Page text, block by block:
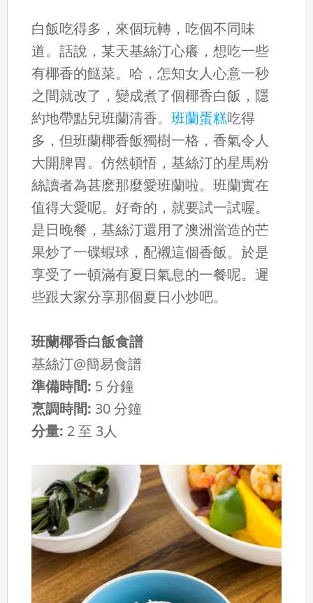
白飯吃得多，來個玩轉，吃個不同味
道。話說，某天基絲汀心癢，想吃一些
有椰香的餸菜。哈，怎知女人心意一秒
之間就改了，變成煮了個椰香白飯，隱
約地帶點兒班蘭清香。班蘭蛋糕吃得
多，但班蘭椰香飯獨樹一格，香氣令人
大開脾胃。仿然頓悟，基絲汀的星馬粉
絲讀者為甚麽那麼愛班蘭啦。班蘭實在
值得大愛呢。好奇的，就要試一試喔。
是日晚餐，基絲汀還用了澳洲當造的芒
果炒了一碟蝦球，配襯這個香飯。於是
享受了一頓滿有夏日氣息的一餐呢。遲
些跟大家分享那個夏日小炒吧。
班蘭椰香白飯食譜
基絲汀@簡易食譜
準備時間: 5 分鐘
烹調時間: 30 分鐘
分量: 2 至 3人